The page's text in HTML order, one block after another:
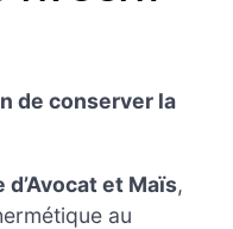
de conserver la
d’Avocat et Maïs,
au